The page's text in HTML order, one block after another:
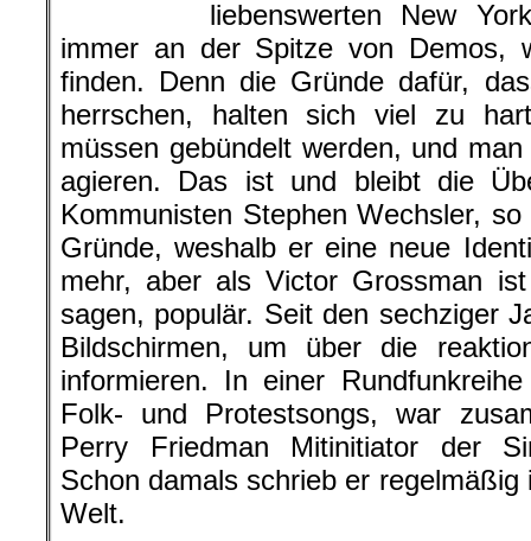
liebenswerten New
immer an der Spitze von Demos,
finden. Denn die Gründe dafür,
herrschen, halten sich viel zu
müssen gebündelt werden, und
agieren. Das ist und bleibt die
Kommunisten Stephen Wechsler,
Gründe, weshalb er eine neue
mehr, aber als Victor Grossman
sagen, populär. Seit den sechziger
Bildschirmen, um über die
informieren. In einer
Folk- und Protestsongs, war
Perry Friedman Mitinitiator der
Schon damals schrieb er regelmäßig
Welt.